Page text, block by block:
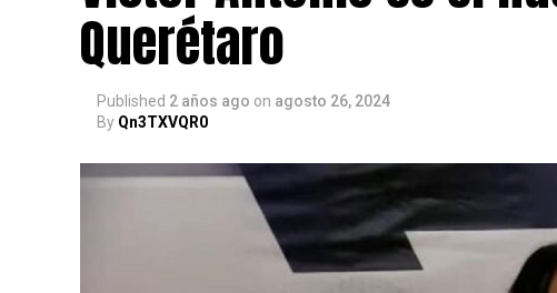
Querétaro
Published 2 años ago on agosto 26, 2024
By Qn3TXVQR0